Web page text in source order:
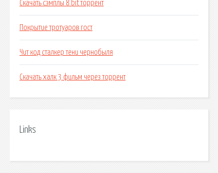
Скачать сэмплы 8 bit торрент
Покрытие тротуаров гост
Чит код сталкер тени чернобыля
Скачать халк 3 фильм через торрент
Links